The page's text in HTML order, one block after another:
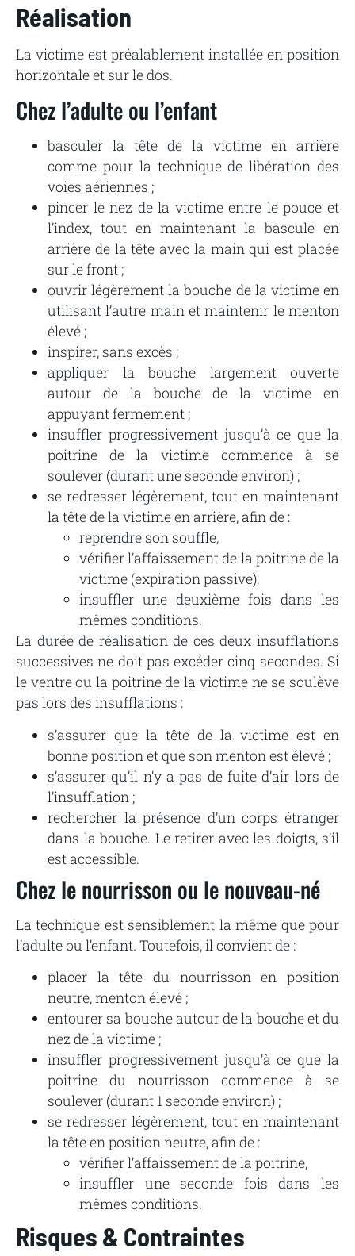
Réalisation
La victime est préalablement installée en position
horizontale et sur le dos.
Chezl’adulteou l’enfant
basculer la tête de la victime en arrière
comme pour la technique de libération des
voies aériennes ;
pincer le nez de la victime entre le pouce et
l’index, tout en maintenant la bascule en
arrière de la tête avec la main qui est placée
surlefront ;
ouvrir légèrement la bouche de la victime en
utilisant l’autre main et maintenir le menton
élevé ;
inspirer,sans excès ;
appliquer la bouche largement ouverte
autour de la bouche de la victime en
appuyant fermement ;
insuffler progressivement jusqu’à ce que la
poitrine de
la victime commence
à se
soulever (durantunesecondeenviron) ;
se redresser légèrement, tout en maintenant
la têtedela victimeenarrière,afinde :
reprendre son souffle,
vérifierl’affaissementde la poitrinedela
victime (expirationpassive),
insuffler une deuxième fois dans les
mêmes conditions.
La durée de réalisation de ces deux insufflations
successives ne doit pas excéder cinq secondes. Si
le ventre ou la poitrine de la victime ne se soulève
pas lors des insufflations :
s’assurer que la tête de la victime est en
bonnepositionetquesonmentonestélevé ;
s’assurer qu’il n’y a pas de fuite d’air lors de
l’insufflation ;
rechercher la présence d’un corps étranger
dans la bouche. Le retirer avec les doigts, s’il
est accessible.
Chezlenourrisson ou lenouveau-né
La technique est sensiblement la même que pour
l’adulteou l’enfant. Toutefois, il convient de :
placer la tête du nourrisson en position
neutre,mentonélevé ;
entourersa boucheautourdela boucheetdu
nezdela victime ;
insuffler progressivement jusqu’à ce que la
poitrine
du nourrisson commence à
se
soulever (durant1secondeenviron) ;
se redresser légèrement, tout en maintenant
la têteenpositionneutre,afinde :
vérifier l’affaissement de la poitrine,
insuffler
une seconde fois dans
les
mêmes conditions.
Risques & Contraintes